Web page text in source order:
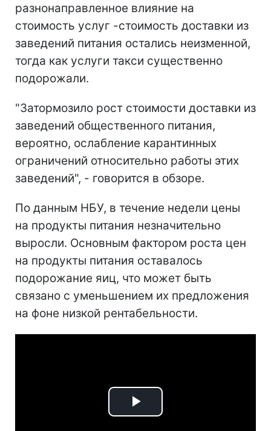
разнонаправленное влияние на
стоимость услуг -стоимость доставки из
заведений питания остались неизменной,
тогда как услуги такси существенно
подорожали.
"Затормозило рост стоимости доставки из
заведений общественного питания,
вероятно, ослабление карантинных
ограничений относительно работы этих
заведений", - говорится в обзоре.
По данным НБУ, в течение недели цены
на продукты питания незначительно
выросли. Основным фактором роста цен
на продукты питания оставалось
подорожание яиц, что может быть
связано с уменьшением их предложения
на фоне низкой рентабельности.
Play